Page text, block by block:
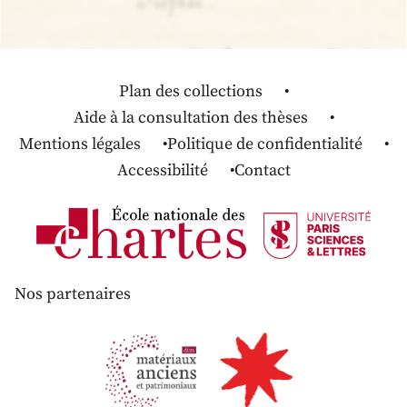
Plan des collections
Aide à la consultation des thèses
Mentions légales
Politique de confidentialité
Accessibilité
Contact
Nos partenaires